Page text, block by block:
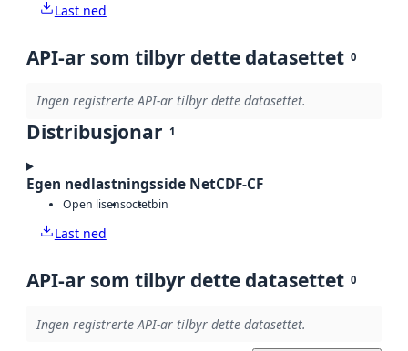
Last ned
API-ar som tilbyr dette datasettet 0
Ingen registrerte API-ar tilbyr dette datasettet.
Distribusjonar 1
Egen nedlastningsside NetCDF-CF
Open lisensoctetbin
Last ned
API-ar som tilbyr dette datasettet 0
Ingen registrerte API-ar tilbyr dette datasettet.